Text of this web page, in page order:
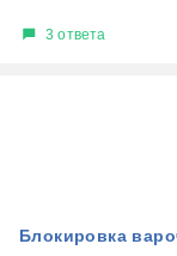
3 ответа
Блокировка